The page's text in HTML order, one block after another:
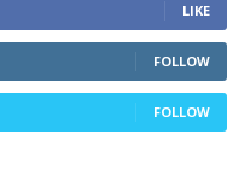
LIKE
FOLLOW
FOLLOW